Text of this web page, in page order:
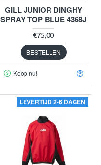
GILL JUNIOR DINGHY
SPRAY TOP BLUE 4368J
€75,00
BESTELLEN
Koop nu!
LEVERTIJD 2-6 DAGEN